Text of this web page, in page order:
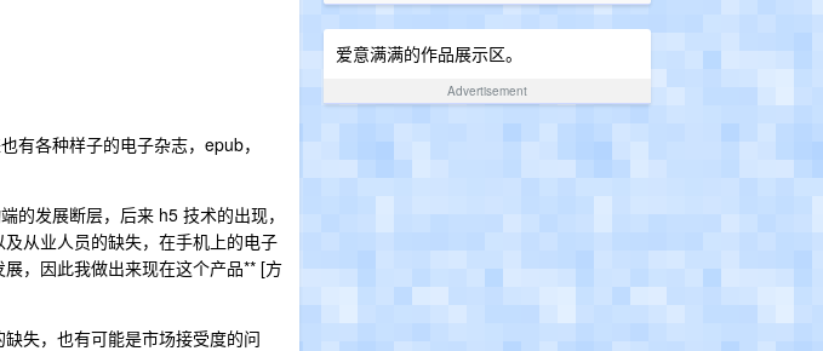
爱意满满的作品展示区。
Advertisement
有各种样子的电子杂志，epub，
的发展断层，后来 h5 技术的出现，
从业人员的缺失，在手机上的电子
，因此我做出来现在这个产品** [方
失，也有可能是市场接受度的问